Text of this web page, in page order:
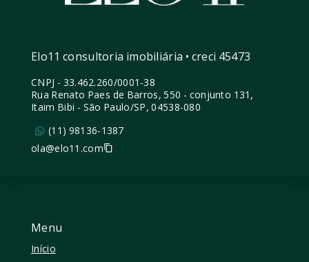
Menu
Início
Elo11 consultoria imobiliária • creci 45473
CNPJ - 33.462.260/0001-38
Rua Renato Paes de Barros, 550 - conjunto 131,
Itaim Bibi - São Paulo/SP, 04538-080
(11) 98136-1387
ola@elo11.com